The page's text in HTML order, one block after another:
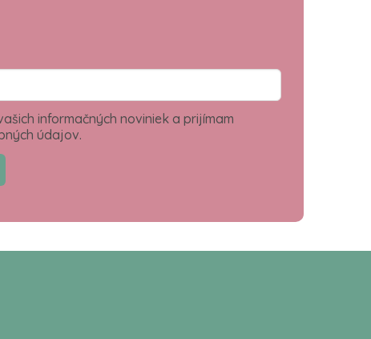
informačných noviniek a prijímam
údajov.